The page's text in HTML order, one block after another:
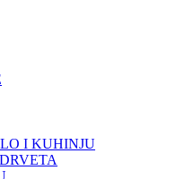
I KUHINJU